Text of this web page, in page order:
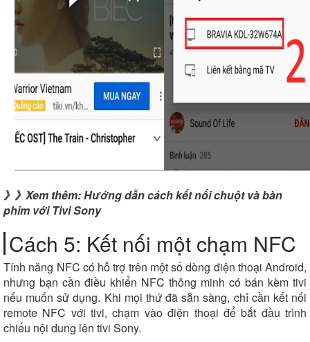
》》Xem thêm:Hướng dẫn cách kết nối chuột và bàn
phím với Tivi Sony
Cách 5: Kết nối một chạm NFC
Tính năng NFC có hỗ trợ trên một số dòng điện thoại Android,
nhưng bạn cần điều khiển NFC thông minh có bán kèm tivi
nếu muốn sử dụng. Khi mọi thứ đã sẵn sàng, chỉ cần kết nối
remote NFC với tivi, chạm vào điện thoại để bắt đầu trình
chiếu nội dung lên tivi Sony.